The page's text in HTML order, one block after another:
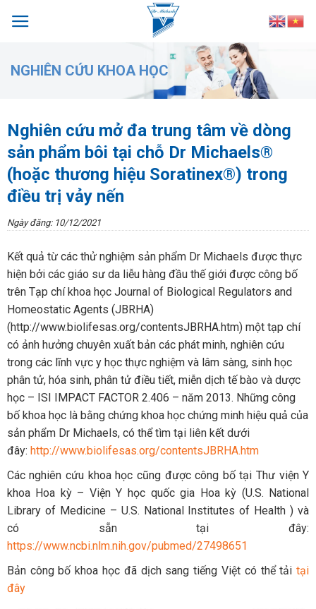
NGHIÊN CỨU KHOA HỌC
Nghiên cứu mở đa trung tâm về dòng
sản phẩm bôi tại chỗ Dr Michaels®
(hoặc thương hiệu Soratinex®) trong
điều trị vảy nến
Ngày đăng: 10/12/2021
Kết quả từ các thử nghiệm sản phẩm Dr Michaels được thực
hiện bởi các giáo sư da liễu hàng đầu thế giới được công bố
trên Tạp chí khoa học Journal of Biological Regulators and
Homeostatic Agents (JBRHA)
(http://www.biolifesas.org/contentsJBRHA.htm) một tạp chí
có ảnh hưởng chuyên xuất bản các phát minh, nghiên cứu
trong các lĩnh vực y học thực nghiệm và lâm sàng, sinh học
phân tử, hóa sinh, phân tử điều tiết, miễn dịch tế bào và dược
học – ISI IMPACT FACTOR 2.406 – năm 2013. Những công
bố khoa học là bằng chứng khoa học chứng minh hiệu quả của
sản phẩm Dr Michaels, có thể tìm tại liên kết dưới
đây: http://www.biolifesas.org/contentsJBRHA.htm
Các nghiên cứu khoa học cũng được công bố tại Thư viện Y
khoa Hoa kỳ – Viện Y học quốc gia Hoa kỳ (U.S. National
Library of Medicine – U.S. National Institutes of Health ) và
có sẵn tại đây:
https://www.ncbi.nlm.nih.gov/pubmed/27498651
Bản công bố khoa học đã dịch sang tiếng Việt có thể tảitại
đây